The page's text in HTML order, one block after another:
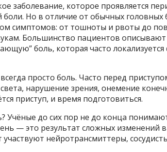
заболевание, которое проявляется
боли. Но в отличие от обычных головных
симптомов: от тошноты и рвоты до
Большинство пациентов
боль, которая часто
просто боль. Часто перед
нарушение зрения, онемение
приступ, и время подготовиться.
Учёные до сих пор не до конца
— это результат сложных изменений
участвуют нейротрансмиттеры,